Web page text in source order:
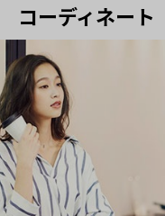
コーディネート